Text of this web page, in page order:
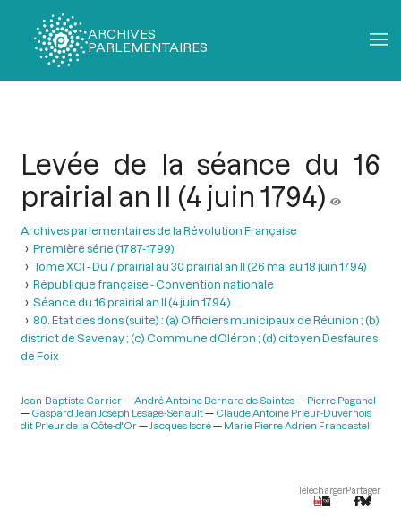
ARCHIVES
PARLEMENTAIRES
Levée de la séance du 16
prairial an II (4 juin 1794)
Archives parlementaires de la Révolution Française
Première série (1787-1799)
Tome XCI - Du 7 prairial au 30 prairial an II (26 mai au 18 juin 1794)
République française - Convention nationale
Séance du 16 prairial an II (4 juin 1794 )
80. Etat des dons (suite) : (a) Officiers municipaux de Réunion ; (b)
district de Savenay ; (c) Commune d’Oléron ; (d) citoyen Desfaures
de Foix
Jean-Baptiste Carrier André Antoine Bernard de Saintes
Pierre Paganel
Gaspard Jean Joseph Lesage-Senault
Claude Antoine Prieur-Duvernois
dit Prieur de la Côte-d'Or
Jacques Isoré Marie Pierre Adrien Francastel
TéléchargerPartager